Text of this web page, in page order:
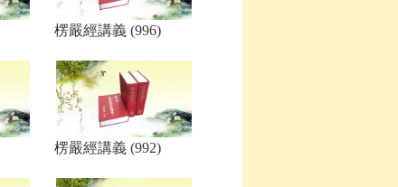
楞嚴經講義 (996)
楞嚴經講義 (992)